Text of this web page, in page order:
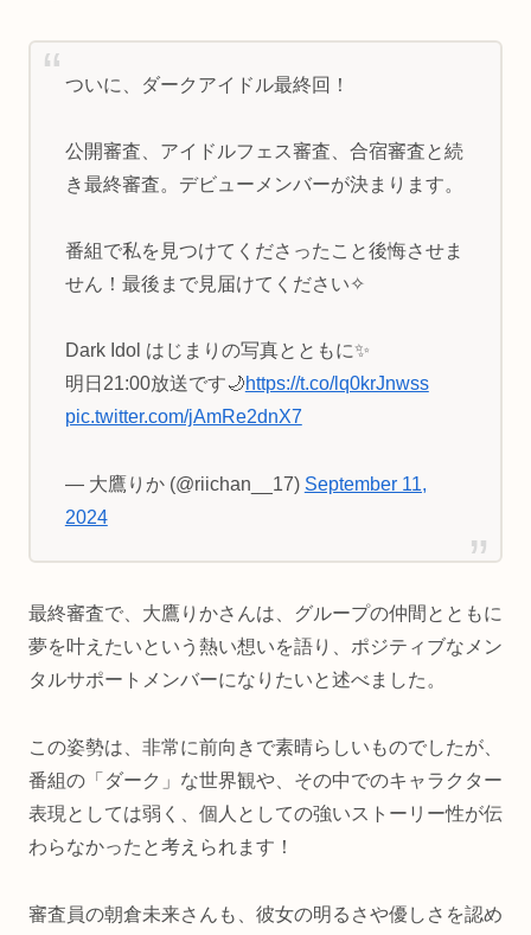
ついに、ダークアイドル最終回！
公開審査、アイドルフェス審査、合宿審査と続
き最終審査。デビューメンバーが決まります。
番組で私を見つけてくださったこと後悔させま
せん！最後まで見届けてください✧
Dark Idol はじまりの写真とともに✨
明日21:00放送です🌙https://t.co/lq0krJnwss
pic.twitter.com/jAmRe2dnX7
— 大鷹りか (@riichan__17) September 11,
2024
最終審査で、大鷹りかさんは、グループの仲間とともに
夢を叶えたいという熱い想いを語り、ポジティブなメン
タルサポートメンバーになりたいと述べました。
この姿勢は、非常に前向きで素晴らしいものでしたが、
番組の「ダーク」な世界観や、その中でのキャラクター
表現としては弱く、個人としての強いストーリー性が伝
わらなかったと考えられます！
審査員の朝倉未来さんも、彼女の明るさや優しさを認め